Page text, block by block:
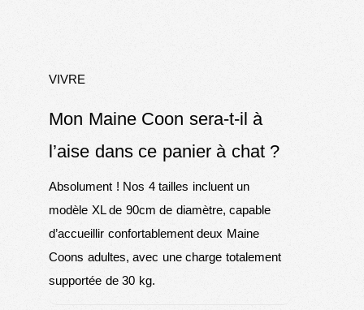
VIVRE
Mon Maine Coon sera-t-il à
l’aise dans ce panier à chat ?
Absolument ! Nos 4 tailles incluent un
modèle XL de 90cm de diamètre, capable
d’accueillir confortablement deux Maine
Coons adultes, avec une charge totalement
supportée de 30 kg.